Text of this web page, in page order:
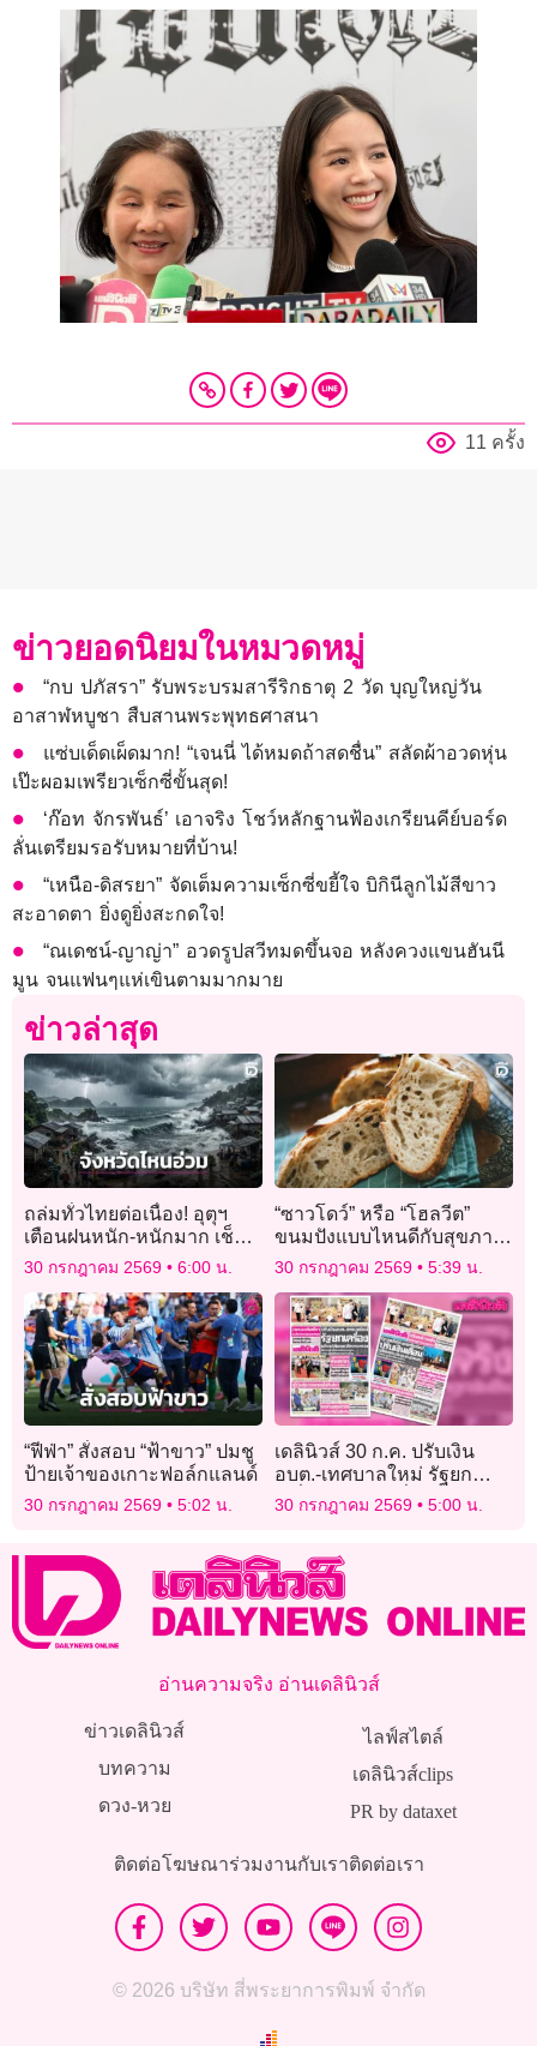
11 ครั้ง
ข่าวยอดนิยมในหมวดหมู่
“กบ ปภัสรา” รับพระบรมสารีริกธาตุ 2 วัด บุญใหญ่วัน
อาสาฬหบูชา สืบสานพระพุทธศาสนา
แซ่บเด็ดเผ็ดมาก! “เจนนี่ ได้หมดถ้าสดชื่น” สลัดผ้าอวดหุ่น
เป๊ะผอมเพรียวเซ็กซี่ขั้นสุด!
‘ก๊อท จักรพันธ์’ เอาจริง โชว์หลักฐานฟ้องเกรียนคีย์บอร์ด
ลั่นเตรียมรอรับหมายที่บ้าน!
“เหนือ-ดิสรยา” จัดเต็มความเซ็กซี่ขยี้ใจ บิกินีลูกไม้สีขาว
สะอาดตา ยิ่งดูยิ่งสะกดใจ!
“ณเดชน์-ญาญ่า” อวดรูปสวีทมดขึ้นจอ หลังควงแขนฮันนี
มูน จนแฟนๆแห่เขินตามมากมาย
ข่าวล่าสุด
ถล่มทั่วไทยต่อเนื่อง! อุตุฯ
เตือนฝนหนัก-หนักมาก เช็กด่
วนจังหวัดไหนอ่วมบ้าง
30 กรกฎาคม 2569 6:00 น.
“ซาวโดว์” หรือ “โฮลวีต”
ขนมปังแบบไหนดีกับสุขภาพ
ลำไส้
30 กรกฎาคม 2569 5:39 น.
“ฟีฟ่า” สั่งสอบ “ฟ้าขาว” ปมชู
ป้ายเจ้าของเกาะฟอล์กแลนด์
30 กรกฎาคม 2569 5:02 น.
เดลินิวส์ 30 ก.ค. ปรับเงิน
อบต.-เทศบาลใหม่ รัฐยก
เครื่อง “ปชน.” เชื่อมีสัญญาณ
ปรับครม.
30 กรกฎาคม 2569 5:00 น.
อ่านความจริง อ่านเดลินิวส์
ข่าวเดลินิวส์
บทความ
ดวง-หวย
ไลฟ์สไตล์
เดลินิวส์clips
PR by dataxet
ติดต่อโฆษณาร่วมงานกับเราติดต่อเรา
© 2026 บริษัท สี่พระยาการพิมพ์ จำกัด